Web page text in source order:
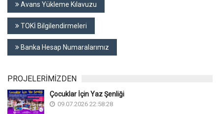
Avans Yükleme Kılavuzu
TOKİ Bilgilendirmeleri
Banka Hesap Numaralarımız
PROJELERİMİZDEN
Çocuklar İçin Yaz Şenliği
09.07.2026 22:58:28